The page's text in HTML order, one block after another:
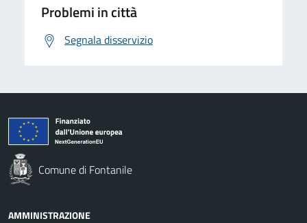
Problemi in città
Segnala disservizio
Comune di Fontanile
AMMINISTRAZIONE